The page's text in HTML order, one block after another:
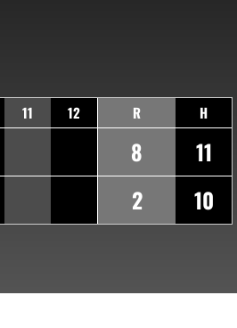
11 12 R H
8
11
2
10